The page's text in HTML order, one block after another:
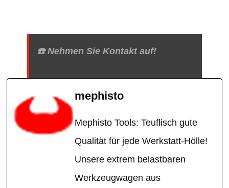
☎️ Nehmen Sie Kontakt auf!
mephisto
Mephisto Tools: Teuflisch gute
Qualität für jede Werkstatt-Hölle!
Unsere extrem belastbaren
Werkzeugwagen aus